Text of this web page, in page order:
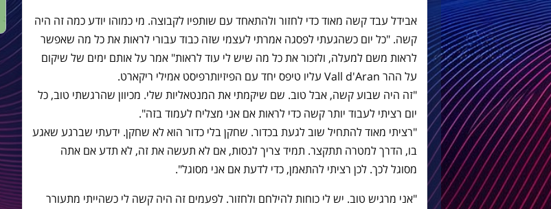
אבידל עבד קשה מאוד כדי לחזור ולהתאחד עם שותפיו לקבוצה. מי כמוהו יודע כמה זה היה
קשה. "כל יום כשהגעתי לפסגה אמרתי לעצמי שזה כבוד עבורי לראות את כל מה שאפשר
לראות משם למעלה, ולזכור את כל מה שיש לי עוד לראות" אמר על אותם ימים של שיקום
על ההר Vall d'Aran עליו טיפס יחד עם הפיזיותרפיסט אמילי ריקארט.
"זה היה שבוע קשה, אבל טוב. שם שיקמתי את המנטאליות שלי. מכיוון שהרגשתי טוב, כל
יום רציתי לעבוד יותר קשה כדי לראות אם אני מצליח לעמוד בזה".
"רציתי מאוד להתחיל שוב לגעת בכדור. שחקן בלי כדור הוא לא שחקן. ידעתי שברגע שאגע
בו, הדרך למטרה תתקצר. תמיד צריך לנסות, אם לא תעשה את זה, לא תדע אם אתה
מסוגל לכך. לכן רציתי להתאמן, כדי לדעת אם אני מסוגל".
"אני מרגיש טוב. יש לי כוחות להילחם ולחזור. לפעמים זה היה קשה לי כשהייתי מתעורר